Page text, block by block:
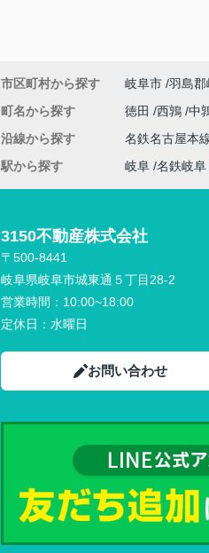
市区町村から探す 岐阜市 羽島
町名から探す
徳田 西鶉 中
沿線から探す
名鉄名古屋本
駅から探す
岐阜 名鉄岐阜
3150不動産株式会社
〒500-8441
岐阜県岐阜市城東通５丁目28-2
営業時間： 10:00~18:00
定休日： 水曜日
お問い合わせ